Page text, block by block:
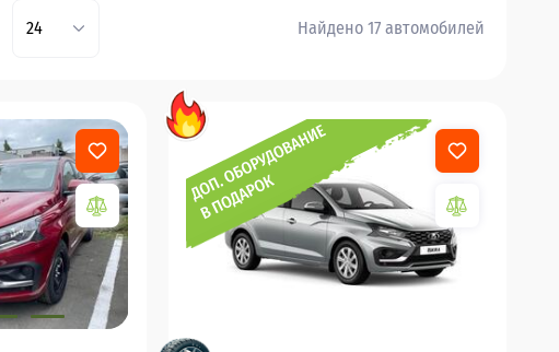
24 Найдено 17 автомобилей